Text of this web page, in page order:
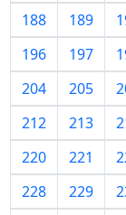
188
189
196
197
204
205
212
213
220
221
228
229